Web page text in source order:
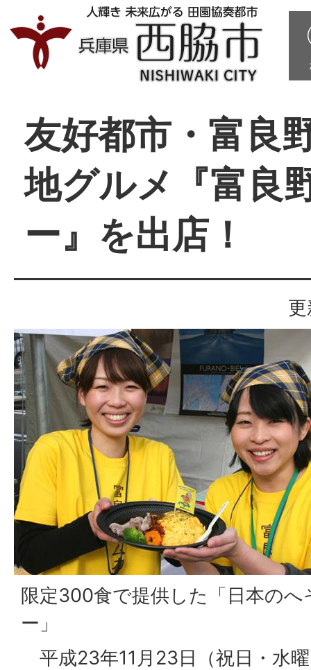
友好都市・富良
地グルメ『富良
ー』を出店！
限定300食で提供した「日本の
ー」
平成23年11月23日（祝日・水